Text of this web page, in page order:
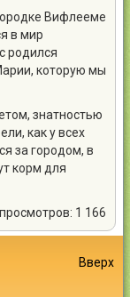
Войти
Вифлееме
в мир
родился
которую мы
знатностью
как у всех
за городом, в
корм для
просмотров: 1 166
Вверх